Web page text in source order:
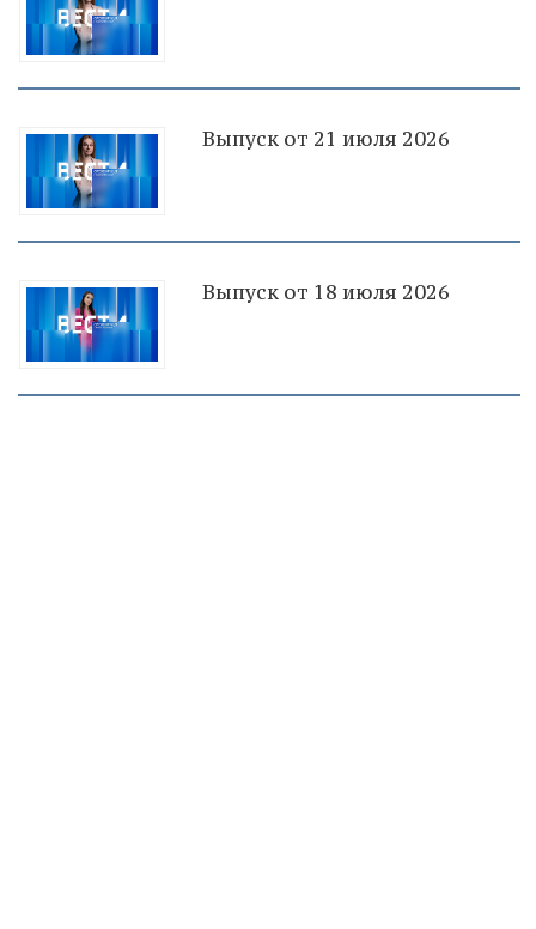
Выпуск от 21 июля 2026
Выпуск от 18 июля 2026